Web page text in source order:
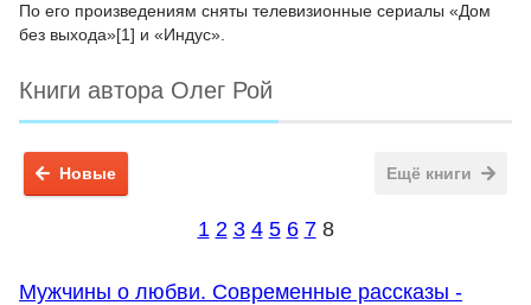
По его произведениям сняты телевизионные сериалы «Дом
без выхода»[1] и «Индус».
Книги автора Олег Рой
Новые Ещё книги
1 2 3 4 5 6 7 8
Мужчины о любви. Современные рассказы -